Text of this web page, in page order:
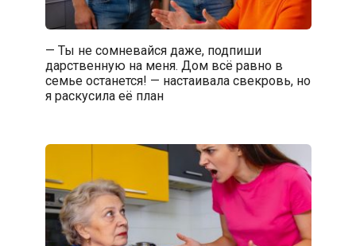
— Ты не сомневайся даже, подпиши
дарственную на меня. Дом всё равно в
семье останется! — настаивала свекровь, но
я раскусила её план